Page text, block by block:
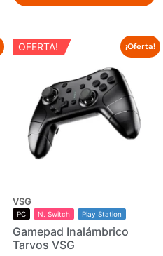
¡Oferta!
OFERTA!
VSG
PC N. Switch Play Station
Gamepad Inalámbrico
Tarvos VSG